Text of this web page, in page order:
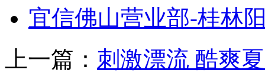
宜信佛山营业部-桂林
上一篇： 刺激漂流 酷爽